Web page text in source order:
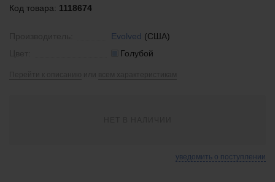
Код товара: 1118674
Evolved (США)
Голубой
уведомить о поступлении